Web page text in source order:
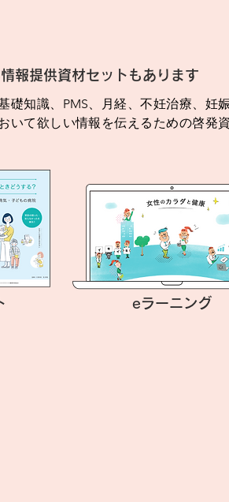
報提供資材セットもあります
礎知識、PMS、月経、不妊治療、妊娠
いて欲しい情報を伝えるための啓発
eラーニング